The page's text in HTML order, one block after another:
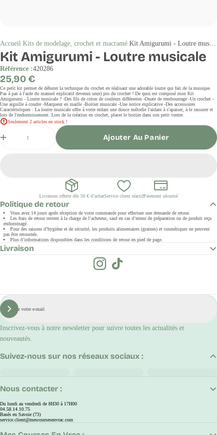
Accueil Kits de modelage, crochet et macramé Kit Amigurumi - Loutre musicale
Kit Amigurumi - Loutre musicale
Référence :420286
Prix
régulier
25,90 €
Ce petit kit permet de débuter la technique du crochet en réalisant une adorable loutre qui fait de la musique.
Pas à pas à l'aide du manuel explicatif devenez un(e) pro du crochet ! De quoi est composé mon Kit
Amigurumi - Loutre musicale ? -Des fils de coton de couleurs différentes -Ouate de rembourrage -Un crochet -
Une aiguille à coudre -Marqueur en maille -Boitier musicale -Une notice explicative -Des accessoires
Caractéristiques : La loutre musicale offre à votre enfant une douce mélodie l'aidant à s'apaiser, à le rassurer et
lors de l'endormissement. Lors de la création en crochet, placer le boitier dans son petit ventre.
Seulement 2 articles en stock !
Ajouter Au Panier
Livraison offerte dès 50 € d’achatService client réactifPaiement sécurisé
Politique de retour
Vous avez 14 jours après réception de votre commande pour effectuer une demande de retour.
Les frais de retour restent à la charge de l’acheteur, sauf en cas d’erreur de préparation ou de produit reçu
endommagé.
Pour des raisons d’hygiène et de sécurité, les produits alimentaires (graines) et cosmétiques ne peuvent
pas être retournés.
Plus d’informations disponibles dans les conditions de retour en pied de page.
Livraison
E-
mail
S'inscrire
Inscrivez-vous à notre newsletter pour suivre toutes les actualités et
nouveautés.
Nous contacter :
Du lundi au vendredi de 8H30 à 17H00
04.58.14.10.75
Basés en Savoie (73)
service.client@mescoursesenvrac.com
Suivez-nous sur nos réseaux sociaux :